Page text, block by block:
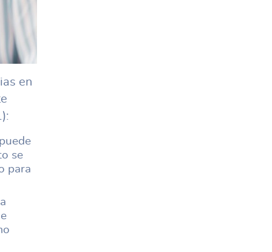
en
se
para